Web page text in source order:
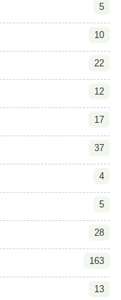
5
10
22
12
17
37
4
5
28
163
13